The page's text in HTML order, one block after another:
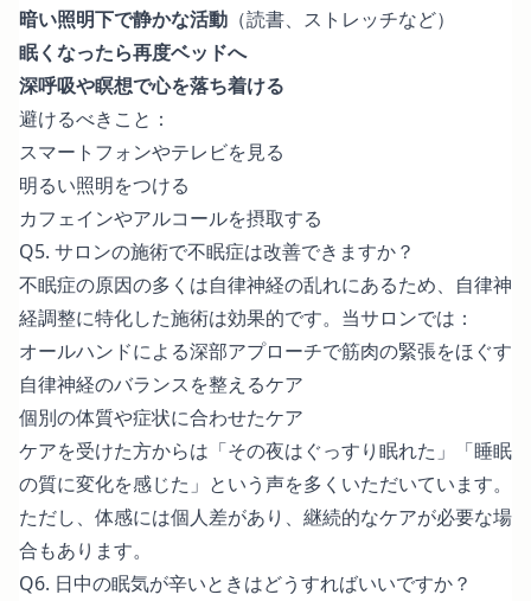
暗い照明下で静かな活動 （読書、ストレッチなど）
眠くなったら再度ベッドへ
深呼吸や瞑想で心を落ち着ける
避けるべきこと：
スマートフォンやテレビを見る
明るい照明をつける
カフェインやアルコールを摂取する
Q5. サロンの施術で不眠症は改善できますか？
不眠症の原因の多くは自律神経の乱れにあるため、自律神
経調整に特化した施術は効果的です。当サロンでは：
オールハンドによる深部アプローチで筋肉の緊張をほぐす
自律神経のバランスを整えるケア
個別の体質や症状に合わせたケア
ケアを受けた方からは「その夜はぐっすり眠れた」「睡眠
の質に変化を感じた」という声を多くいただいています。
ただし、体感には個人差があり、継続的なケアが必要な場
合もあります。
Q6. 日中の眠気が辛いときはどうすればいいですか？